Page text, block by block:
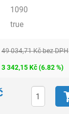
1090
true
49 034,71Kčbez DPH
3 342,15Kč(6.82%)